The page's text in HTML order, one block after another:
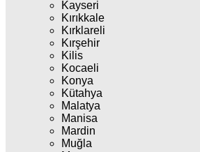
Kayseri
Kırıkkale
Kırklareli
Kırşehir
Kilis
Kocaeli
Konya
Kütahya
Malatya
Manisa
Mardin
Muğla